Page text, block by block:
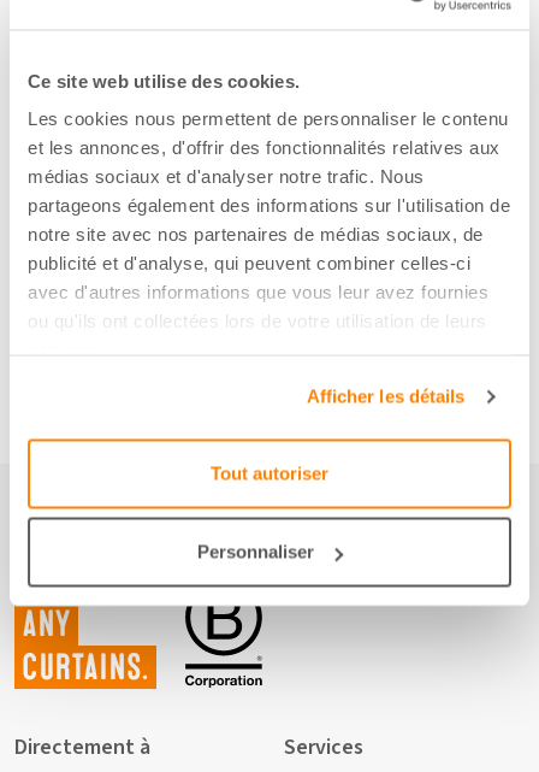
Ce site web utilise des cookies.
Les cookies nous permettent de personnaliser le contenu
et les annonces, d'offrir des fonctionnalités relatives aux
médias sociaux et d'analyser notre trafic. Nous
partageons également des informations sur l'utilisation de
notre site avec nos partenaires de médias sociaux, de
publicité et d'analyse, qui peuvent combiner celles-ci
avec d'autres informations que vous leur avez fournies
ou qu'ils ont collectées lors de votre utilisation de leurs
Afficher les détails
Tout autoriser
Personnaliser
Not just
any
curtains.
Directement à
Services